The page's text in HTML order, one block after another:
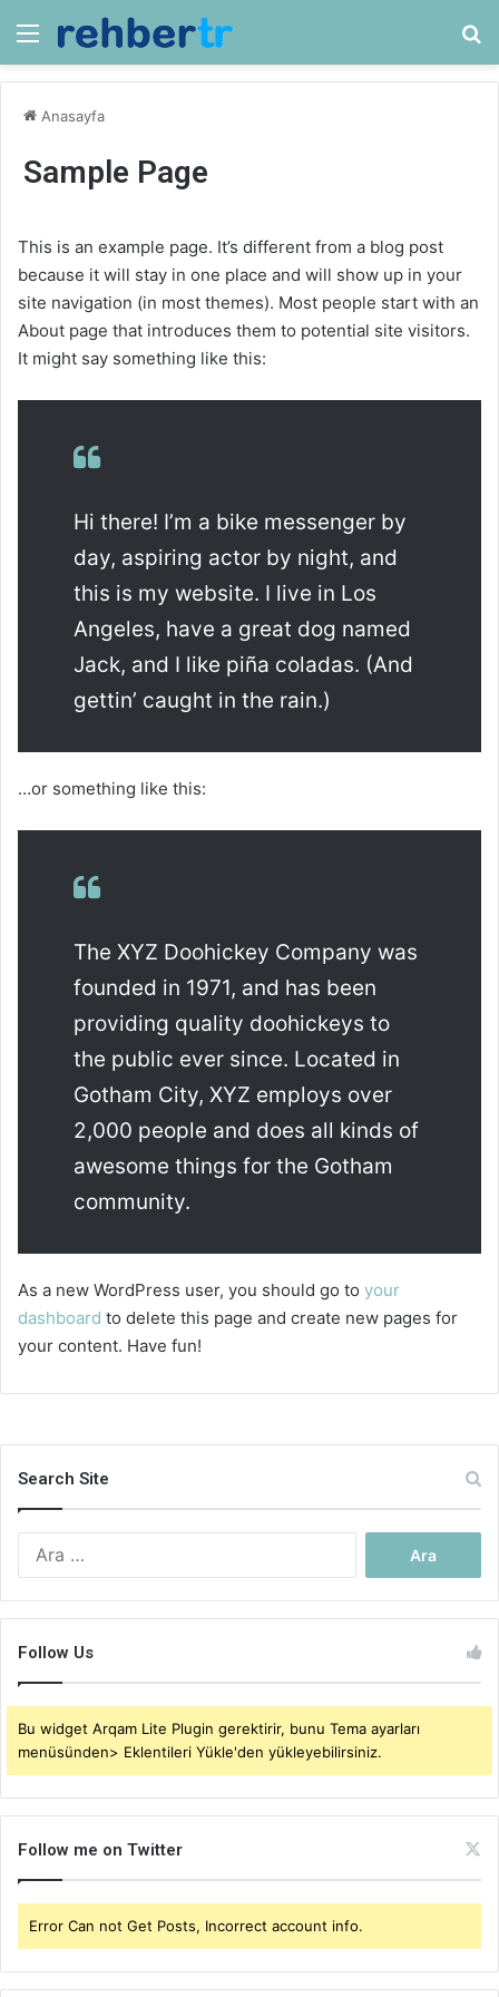
Menü
Anasayfa
Sample Page
This is an example page. It’s different from a blog post
because it will stay in one place and will show up in your
site navigation (in most themes). Most people start with an
About page that introduces them to potential site visitors.
It might say something like this:
Hi there! I’m a bike messenger by
day, aspiring actor by night, and
this is my website. I live in Los
Angeles, have a great dog named
Jack, and I like piña coladas. (And
gettin’ caught in the rain.)
…or something like this:
The XYZ Doohickey Company was
founded in 1971, and has been
providing quality doohickeys to
the public ever since. Located in
Gotham City, XYZ employs over
2,000 people and does all kinds of
awesome things for the Gotham
community.
As a new WordPress user, you should go to your
dashboard to delete this page and create new pages for
your content. Have fun!
Search Site
Follow Us
Bu widget Arqam Lite Plugin gerektirir, bunu Tema ayarları
menüsünden> Eklentileri Yükle'den yükleyebilirsiniz.
Follow me on Twitter
Error Can not Get Posts, Incorrect account info.